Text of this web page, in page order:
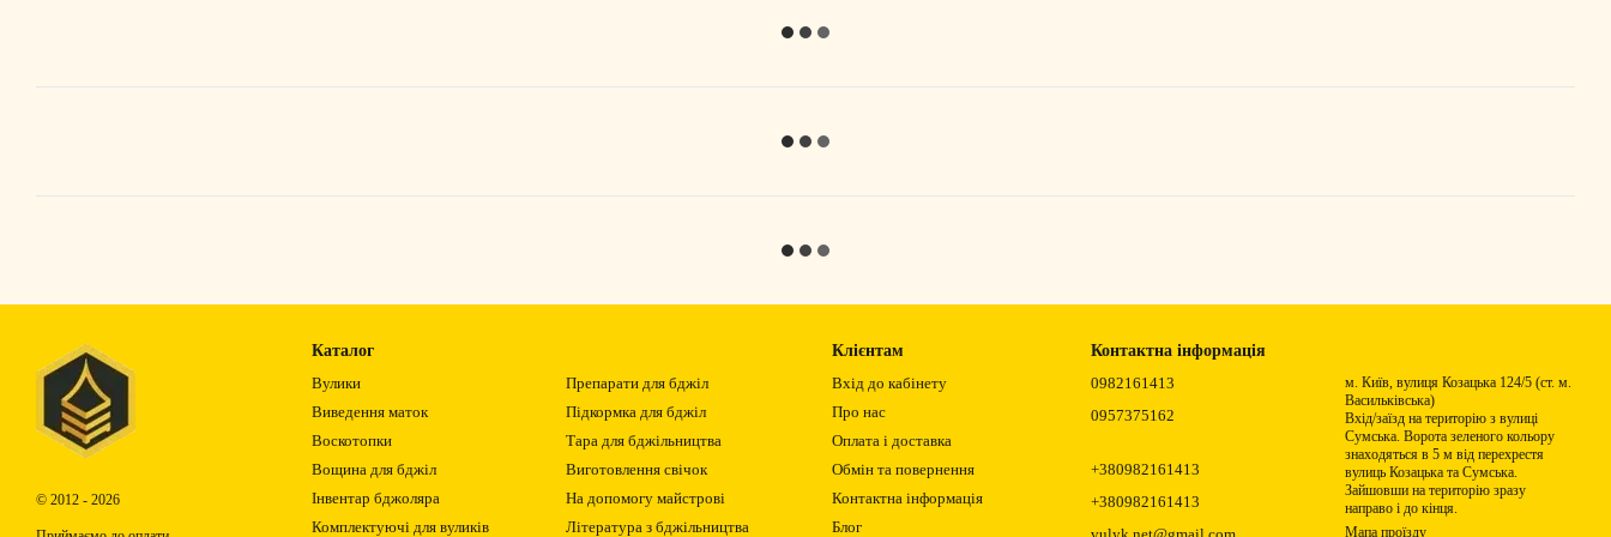
© 2012 - 2026
Каталог
Вулики
Виведення маток
Воскотопки
Вощина для бджіл
Інвентар бджоляра
Комплектуючі для вуликів
Препарати для бджіл
Підкормка для бджіл
Тара для бджільництва
Виготовлення свічок
На допомогу майстрові
Література з бджільництва
Клієнтам
Вхід до кабінету
Про нас
Оплата і доставка
Обмін та повернення
Контактна інформація
Блог
Контактна інформація
0982161413
0957375162
+380982161413
+380982161413
м. Київ, вулиця Козацька 124/5 (ст. м.
Васильківська)
Вхід/заїзд на територію з вулиці
Сумська. Ворота зеленого кольору
знаходяться в 5 м від перехрестя
вулиць Козацька та Сумська.
Зайшовши на територію зразу
направо і до кінця.
Мапа проїзду